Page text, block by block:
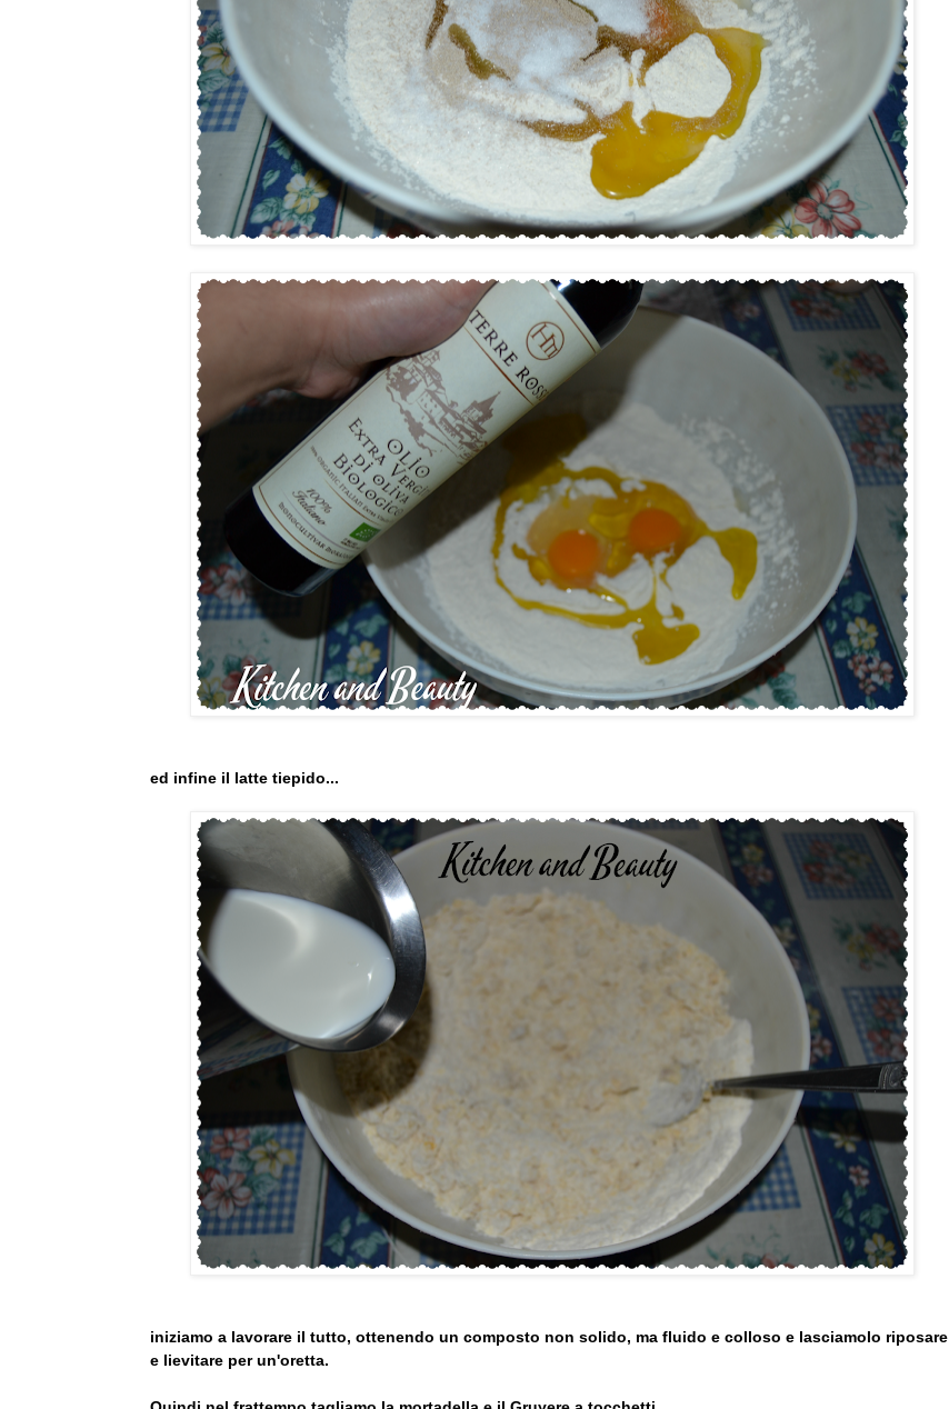
ed infine il latte tiepido...
iniziamo a lavorare il tutto, ottenendo un composto non solido, ma fluido e colloso e lasciamolo riposare
e lievitare per un'oretta.